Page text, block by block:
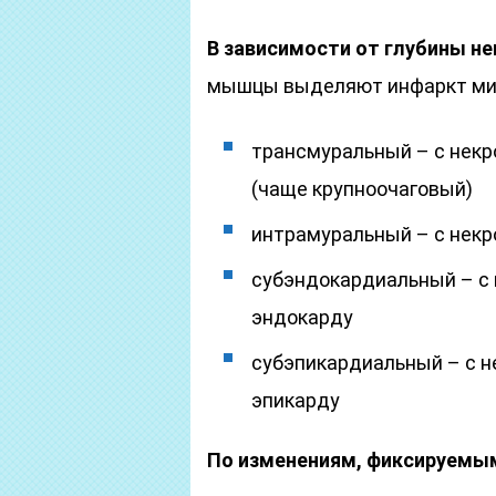
В зависимости от глубины
мышцы выделяют инфаркт
трансмуральный – с
(чаще крупноочаговый)
интрамуральный – с
субэндокардиальный – с
эндокарду
субэпикардиальный – с
эпикарду
По изменениям,